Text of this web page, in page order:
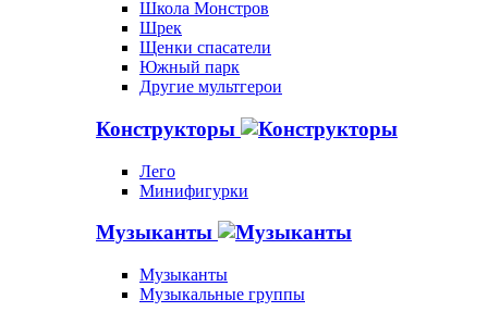
Школа Монстров
Шрек
Щенки спасатели
Южный парк
Другие мультгерои
Конструкторы
Лего
Минифигурки
Музыканты
Музыканты
Музыкальные группы